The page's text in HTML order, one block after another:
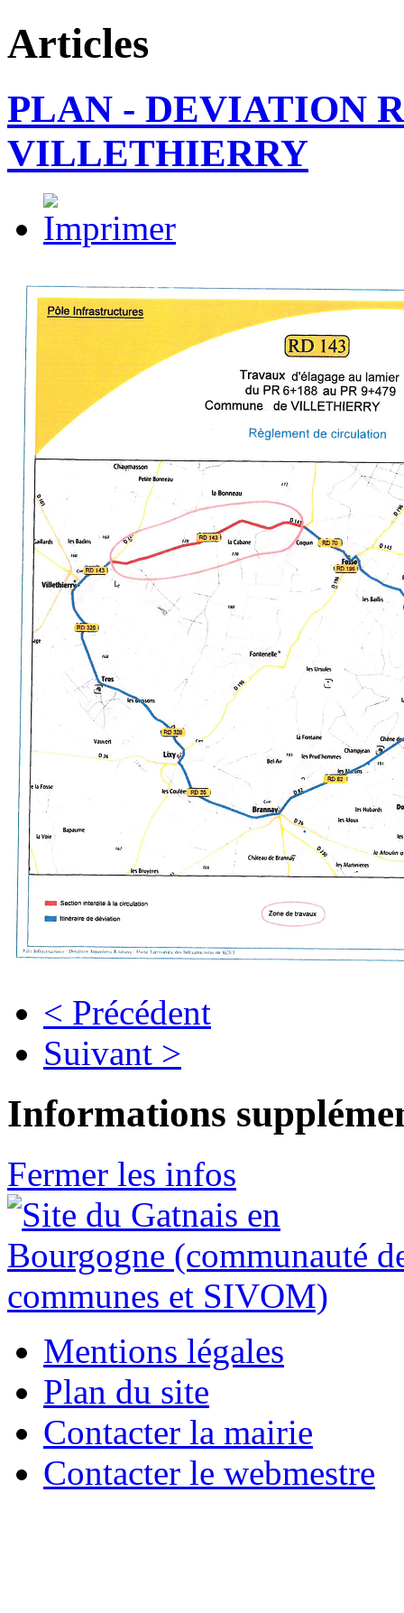
Articles
PLAN - DEVIATION
VILLETHIERRY
< Précédent
Suivant >
Informations
Fermer les infos
Mentions légales
Plan du site
Contacter la mairie
Contacter le webmestre